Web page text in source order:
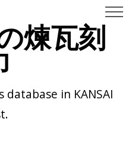
煉瓦刻
in KANSAI